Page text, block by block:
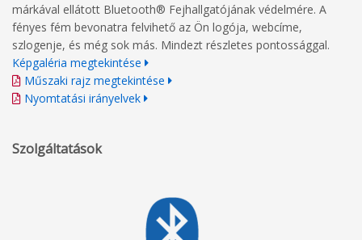
márkával ellátott Bluetooth® Fejhallgatójának védelmére. A
fényes fém bevonatra felvihető az Ön logója, webcíme,
szlogenje, és még sok más. Mindezt részletes pontossággal.
Képgaléria megtekintése
Műszaki rajz megtekintése
Nyomtatási irányelvek
Szolgáltatások